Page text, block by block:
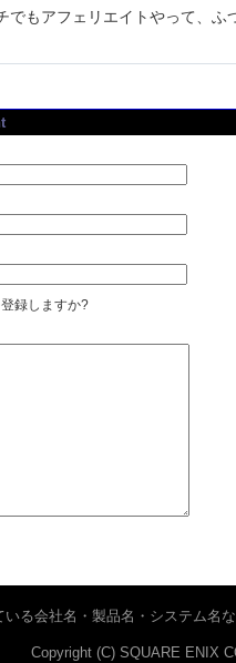
でもアフェリエイトやって、ふ
録しますか?
いる会社名・製品名・システム名
Copyright (C) SQUARE ENIX